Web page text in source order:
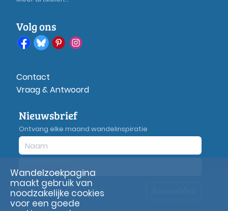
Volg ons
Contact
Vraag & Antwoord
Nieuwsbrief
Ontvang elke maand wandelinspiratie
Privacyverklaring
Wandelzoekpagina
maakt gebruik van
noodzakelijke cookies
voor een goede